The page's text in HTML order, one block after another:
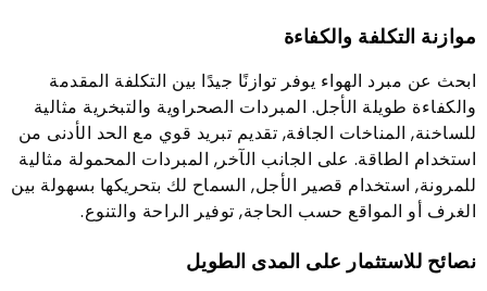
موازنة التكلفة والكفاءة
ابحث عن مبرد الهواء يوفر توازنًا جيدًا بين التكلفة المقدمة
والكفاءة طويلة الأجل. المبردات الصحراوية والتبخرية مثالية
للساخنة, المناخات الجافة, تقديم تبريد قوي مع الحد الأدنى من
استخدام الطاقة. على الجانب الآخر, المبردات المحمولة مثالية
للمرونة, استخدام قصير الأجل, السماح لك بتحريكها بسهولة بين
الغرف أو المواقع حسب الحاجة, توفير الراحة والتنوع.
نصائح للاستثمار على المدى الطويل